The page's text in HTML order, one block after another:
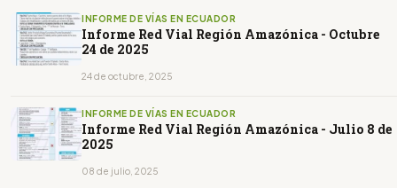
INFORME DE VÍAS EN ECUADOR
Informe Red Vial Región Amazónica - Octubre
24 de 2025
24 de octubre, 2025
INFORME DE VÍAS EN ECUADOR
Informe Red Vial Región Amazónica - Julio 8 de
2025
08 de julio, 2025